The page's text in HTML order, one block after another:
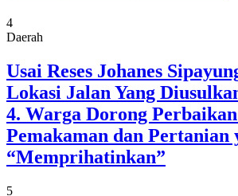
4
Daerah
Usai Reses Johanes
Lokasi Jalan Yang
4. Warga Dorong
Pemakaman dan Pertanian
“Memprihatinkan”
5